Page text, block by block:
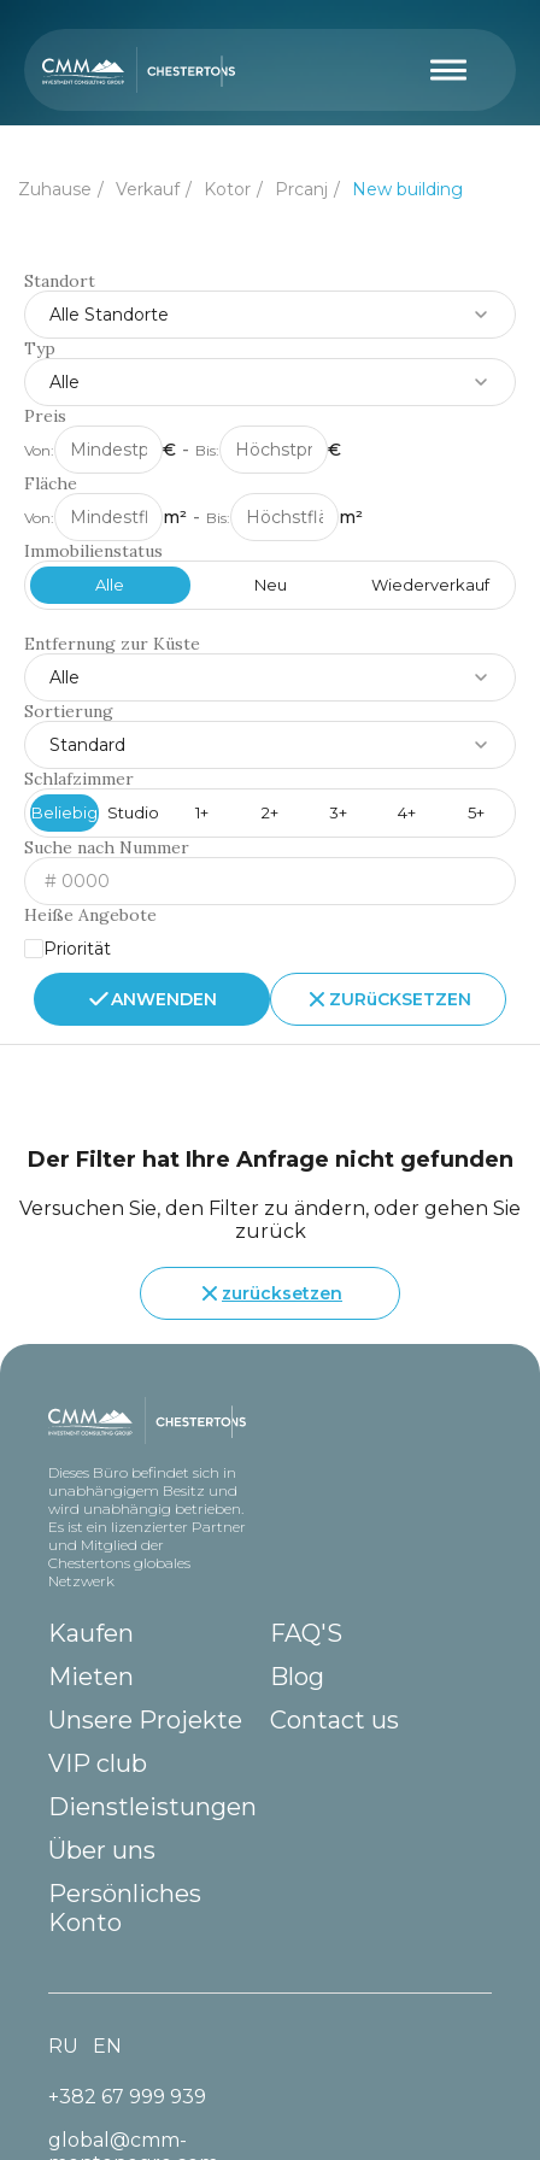
Zuhause Verkauf Kotor Prcanj New building
Standort
Alle Standorte
Typ
Alle
Preis
Von: € - Bis:
€
Fläche
Von: m² - Bis:
m²
Immobilienstatus
Alle Neu Wiederverkauf
Entfernung zur Küste
Alle
Sortierung
Standard
Schlafzimmer
Beliebig Studio 1+ 2+ 3+ 4+ 5+
Suche nach Nummer
Heiße Angebote
Priorität
ANWENDEN ZURüCKSETZEN
Der Filter hat Ihre Anfrage nicht gefunden
Versuchen Sie, den Filter zu ändern, oder gehen Sie
zurück
zurücksetzen
Dieses Büro befindet sich in
unabhängigem Besitz und
wird unabhängig betrieben.
Es ist ein lizenzierter Partner
und Mitglied der
Chestertons globales
Netzwerk
Kaufen
Mieten
Unsere Projekte
VIP club
Dienstleistungen
Über uns
FAQ'S
Blog
Contact us
Persönliches
Konto
+382 67 999 939
global@cmm-
RU EN